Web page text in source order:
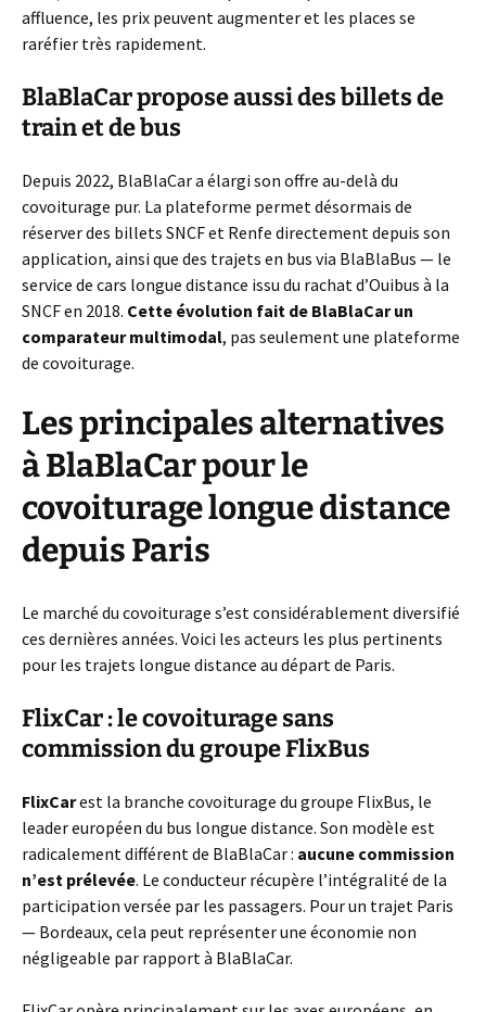
affluence, les prix peuvent augmenter et les places se
raréfier très rapidement.
BlaBlaCar propose aussi des billets de
train et de bus
Depuis 2022, BlaBlaCar a élargi son offre au-delà du
covoiturage pur. La plateforme permet désormais de
réserver des billets SNCF et Renfe directement depuis son
application, ainsi que des trajets en bus via BlaBlaBus — le
service de cars longue distance issu du rachat d’Ouibus à la
SNCF en 2018. Cette évolution fait de BlaBlaCar un
comparateur multimodal, pas seulement une plateforme
de covoiturage.
Les principales alternatives
à BlaBlaCar pour le
covoiturage longue distance
depuis Paris
Le marché du covoiturage s’est considérablement diversifié
ces dernières années. Voici les acteurs les plus pertinents
pour les trajets longue distance au départ de Paris.
FlixCar : le covoiturage sans
commission du groupe FlixBus
FlixCarest la branche covoiturage du groupe FlixBus, le
leader européen du bus longue distance. Son modèle est
radicalement différent de BlaBlaCar : aucune commission
n’est prélevée. Le conducteur récupère l’intégralité de la
participation versée par les passagers. Pour un trajet Paris
— Bordeaux, cela peut représenter une économie non
négligeable par rapport à BlaBlaCar.